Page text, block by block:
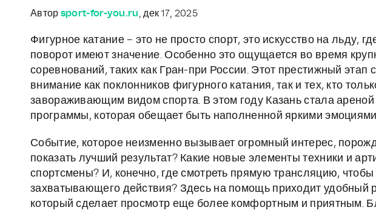
Автор sport-for-you.ru, дек 17, 2025
Фигурное катание – это не просто спорт, это искусство на льду,
поворот имеют значение. Особенно это ощущается во время
соревнований, таких как Гран-при России. Этот престижный этап
внимание как поклонников фигурного катания, так и тех, кто
завораживающим видом спорта. В этом году Казань стала ареной
программы, которая обещает быть наполненной яркими
Событие, которое неизменно вызывает огромный интерес,
показать лучший результат? Какие новые элементы техники и
спортсмены? И, конечно, где смотреть прямую трансляцию, чтобы
захватывающего действия? Здесь на помощь приходит удобный
который сделает просмотр еще более комфортным и приятным.